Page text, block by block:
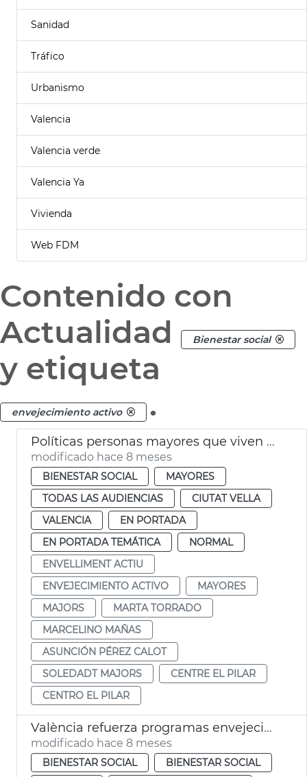
Sanidad
Tráfico
Urbanismo
Valencia
Valencia verde
Valencia Ya
Vivienda
Web FDM
Contenido con
Actualidad
Bienestar social
y etiqueta
envejecimiento activo .
Políticas personas mayores que viven a solas València
modificado hace 8 meses
BIENESTAR SOCIAL
MAYORES
TODAS LAS AUDIENCIAS
CIUTAT VELLA
VALENCIA
EN PORTADA
EN PORTADA TEMÁTICA
NORMAL
ENVELLIMENT ACTIU
ENVEJECIMIENTO ACTIVO
MAYORES
MAJORS
MARTA TORRADO
MARCELINO MAÑAS
ASUNCIÓN PÉREZ CALOT
SOLEDADT MAJORS
CENTRE EL PILAR
CENTRO EL PILAR
València refuerza programas envejecimiento activo
modificado hace 8 meses
BIENESTAR SOCIAL
BIENESTAR SOCIAL